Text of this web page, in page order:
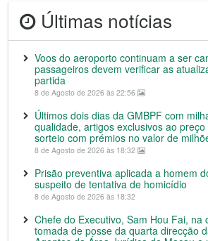
Últimas notícias
Voos do aeroporto continuam a ser
passageiros devem verificar as
partida
8 de Agosto de 2026 às 22:56
Últimos dois dias da GMBPF com
qualidade, artigos exclusivos ao
sorteio com prémios no valor de
8 de Agosto de 2026 às 18:32
Prisão preventiva aplicada a homem
suspeito de tentativa de homicídio
8 de Agosto de 2026 às 18:32
Chefe do Executivo, Sam Hou Fai, na
tomada de posse da quarta direcção